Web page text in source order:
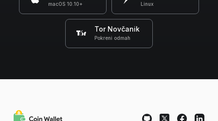
macOS 10.10+ Linux
Tor Novčanik
Pokreni odmah